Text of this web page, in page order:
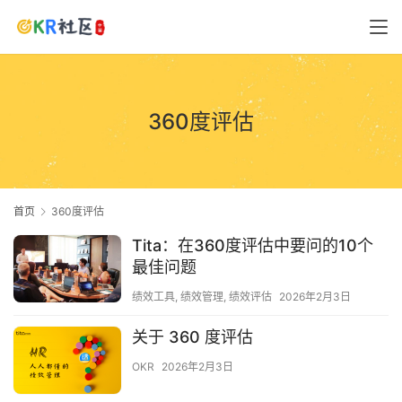
360度评估
首页 360度评估
Tita：在360度评估中要问的10个
最佳问题
绩效工具, 绩效管理, 绩效评估 2026年2月3日
关于 360 度评估
OKR 2026年2月3日